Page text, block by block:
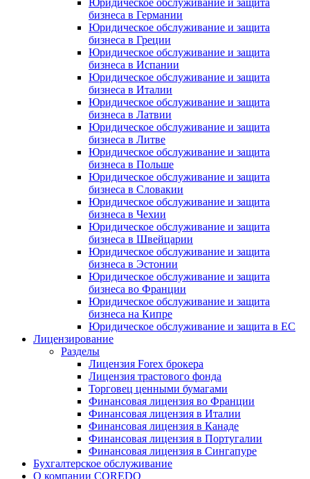
Юридическое обслуживание и защита
бизнеса в Германии
Юридическое обслуживание и защита
бизнеса в Греции
Юридическое обслуживание и защита
бизнеса в Испании
Юридическое обслуживание и защита
бизнеса в Италии
Юридическое обслуживание и защита
бизнеса в Латвии
Юридическое обслуживание и защита
бизнеса в Литве
Юридическое обслуживание и защита
бизнеса в Польше
Юридическое обслуживание и защита
бизнеса в Словакии
Юридическое обслуживание и защита
бизнеса в Чехии
Юридическое обслуживание и защита
бизнеса в Швейцарии
Юридическое обслуживание и защита
бизнеса в Эстонии
Юридическое обслуживание и защита
бизнеса во Франции
Юридическое обслуживание и защита
бизнеса на Кипре
Юридическое обслуживание и защита в ЕС
Лицензирование
Разделы
Лицензия Forex брокера
Лицензия трастового фонда
Торговец ценными бумагами
Финансовая лицензия во Франции
Финансовая лицензия в Италии
Финансовая лицензия в Канаде
Финансовая лицензия в Португалии
Финансовая лицензия в Сингапуре
Бухгалтерское обслуживание
О компании COREDO